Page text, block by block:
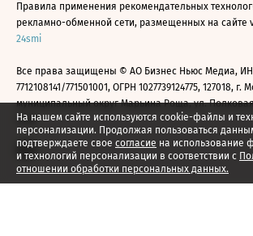
На нашем сайте используются cookie-файлы и
персонализации. Продолжая пользоваться
подтверждаете свое согласие на использование
и технологий персонализации в соответствии с
отношении обработки персональных данных.
Правила применения рекомендательных
рекламно-обменной сети, размещенных на сайте
24smi
Все права защищены © АО Бизнес Ньюс Медиа,
7712108141/771501001, ОГРН 1027739124775, 127018, г.
муниципальный округ Марьина Роща, ул.
2026